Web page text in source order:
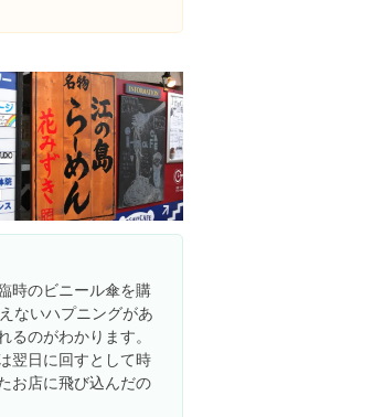
時のビニール傘を購
ないハプニングがあ
のがわかります。
翌日に回すとして時
お店に飛び込んだの